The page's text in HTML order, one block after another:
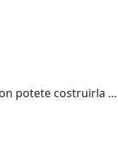
potete costruirla